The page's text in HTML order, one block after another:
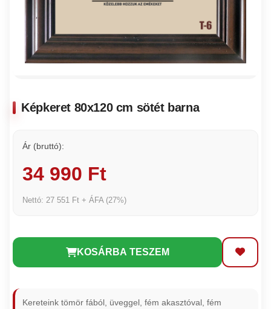
Képkeret 80x120 cm sötét barna
Ár (bruttó):
34 990 Ft
Nettó: 27 551 Ft + ÁFA (27%)
KOSÁRBA TESZEM
Kereteink tömör fából, üveggel, fém akasztóval, fém